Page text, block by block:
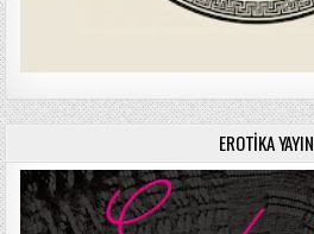
EROTIKA YAYIN